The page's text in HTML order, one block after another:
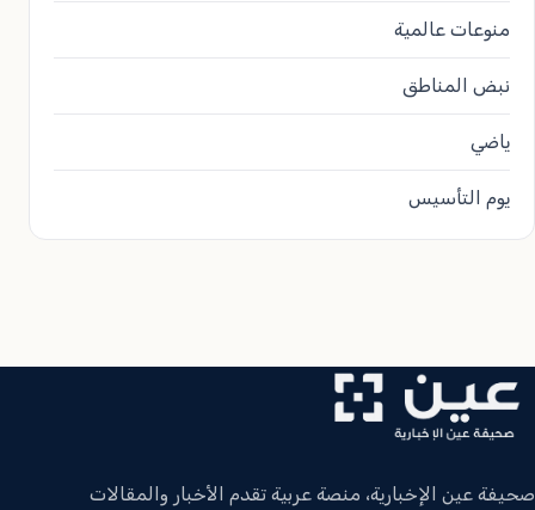
منوعات عالمية
نبض المناطق
ياضي
يوم التأسيس
صحيفة عين الإخبارية، منصة عربية تقدم الأخبار والمقالات